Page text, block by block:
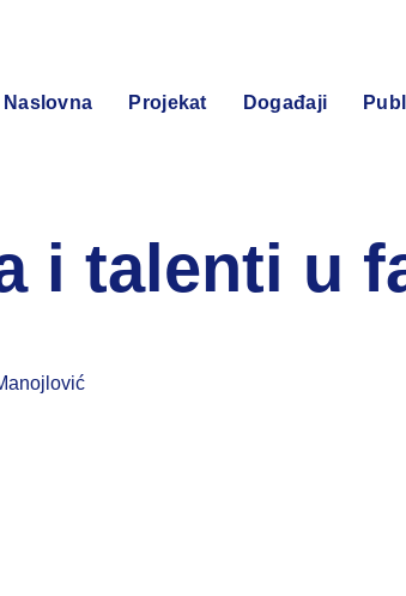
Naslovna Projekat Događaji
i talenti u